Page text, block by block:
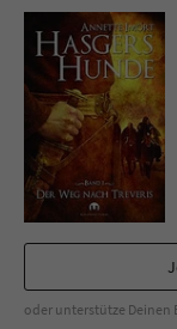
oder unterstütze Deinen